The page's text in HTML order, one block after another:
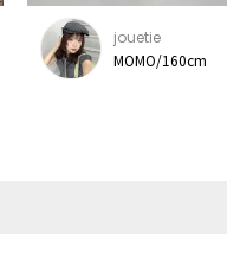
jouetie
MOMO/160cm